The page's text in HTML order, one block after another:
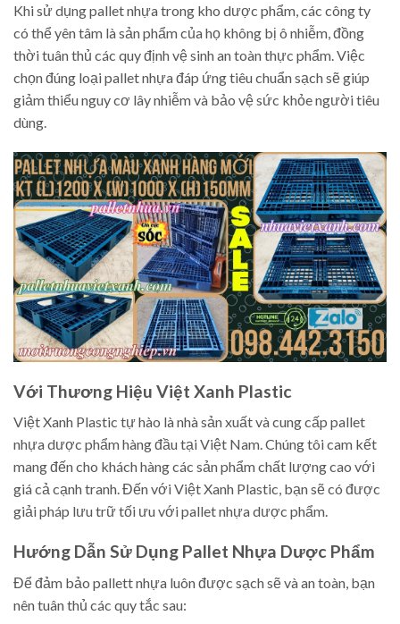
Khi sử dụng pallet nhựa trong kho dược phẩm, các công ty
có thể yên tâm là sản phẩm của họ không bị ô nhiễm, đồng
thời tuân thủ các quy định vệ sinh an toàn thực phẩm. Việc
chọn đúng loại pallet nhựa đáp ứng tiêu chuẩn sạch sẽ giúp
giảm thiểu nguy cơ lây nhiễm và bảo vệ sức khỏe người tiêu
dùng.
Với Thương Hiệu Việt Xanh Plastic
Việt Xanh Plastic tự hào là nhà sản xuất và cung cấp pallet
nhựa dược phẩm hàng đầu tại Việt Nam. Chúng tôi cam kết
mang đến cho khách hàng các sản phẩm chất lượng cao với
giá cả cạnh tranh. Đến với Việt Xanh Plastic, bạn sẽ có được
giải pháp lưu trữ tối ưu với pallet nhựa dược phẩm.
Hướng Dẫn Sử Dụng Pallet Nhựa Dược Phẩm
Để đảm bảo pallett nhựa luôn được sạch sẽ và an toàn, bạn
nên tuân thủ các quy tắc sau: